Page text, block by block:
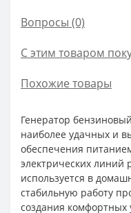
Вопросы (0)
С этим товаром
Похожие товары
Генератор
наиболее удачных и
обеспечения
электрических линий
используется в
стабильную работу
создания комфортных